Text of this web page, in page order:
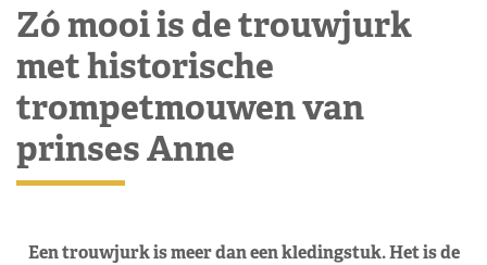
Zó mooi is de trouwjurk
met historische
trompetmouwen van
prinses Anne
Een trouwjurk is meer dan een kledingstuk. Het is de